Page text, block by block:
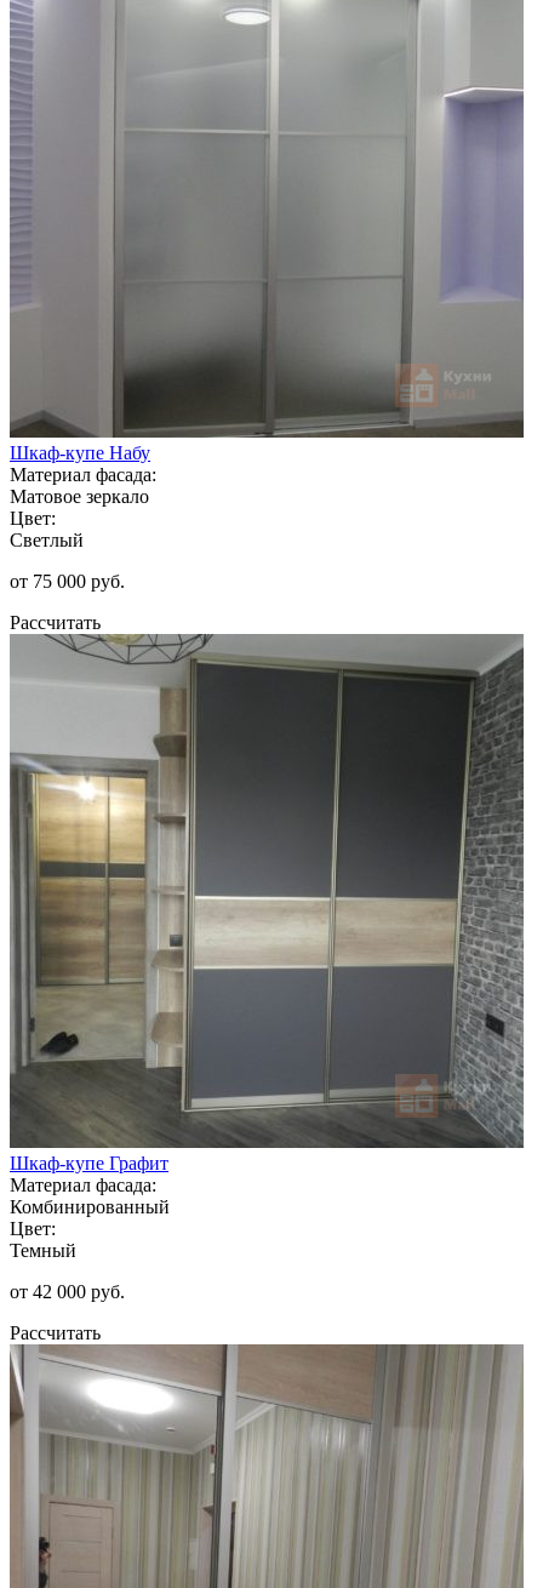
Шкаф-купе Набу
Материал фасада:
Матовое зеркало
Цвет:
Светлый
от 75 000 руб.
Рассчитать
Шкаф-купе Графит
Материал фасада:
Комбинированный
Цвет:
Темный
от 42 000 руб.
Рассчитать